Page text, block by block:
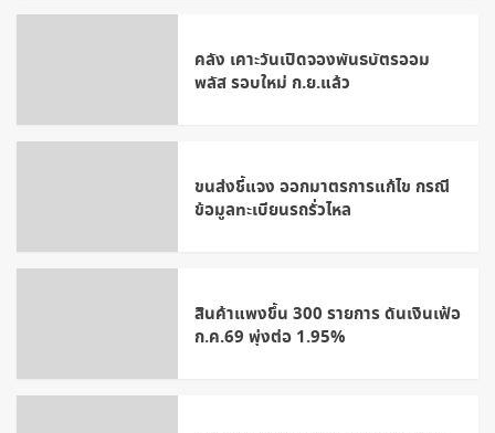
คลัง เคาะวันเปิดจองพันธบัตรออม
พลัส รอบใหม่ ก.ย.แล้ว
ขนส่งชี้แจง ออกมาตรการแก้ไข กรณี
ข้อมูลทะเบียนรถรั่วไหล
สินค้าแพงขึ้น 300 รายการ ดันเงินเฟ้อ
ก.ค.69 พุ่งต่อ 1.95%